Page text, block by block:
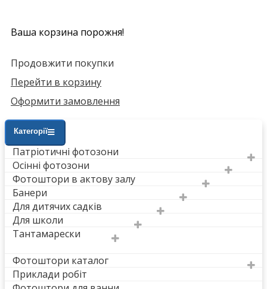
Ваша корзина порожня!
Продовжити покупки
Перейти в корзину
Оформити замовлення
Категорії
Патріотичні фотозони
Осінні фотозони
Фотоштори в актову залу
Банери
Для дитячих садків
Для школи
Тантамарески
Фотоштори каталог
Приклади робіт